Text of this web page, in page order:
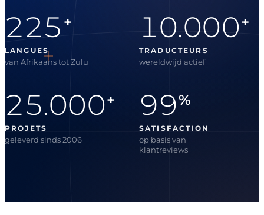
225 +
LANGUES
van Afrikaans tot Zulu
10.000+
TRADUCTEURS
wereldwijd actief
25.000+
PROJETS
geleverd sinds 2006
99%
SATISFACTION
op basis van
klantreviews